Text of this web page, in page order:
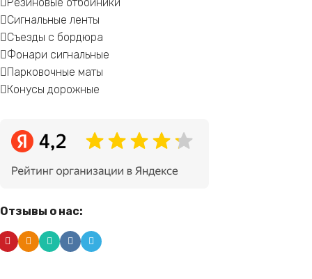
Резиновые отбойники
Сигнальные ленты
Съезды с бордюра
Фонари сигнальные
Парковочные маты
Конусы дорожные
Отзывы о нас: